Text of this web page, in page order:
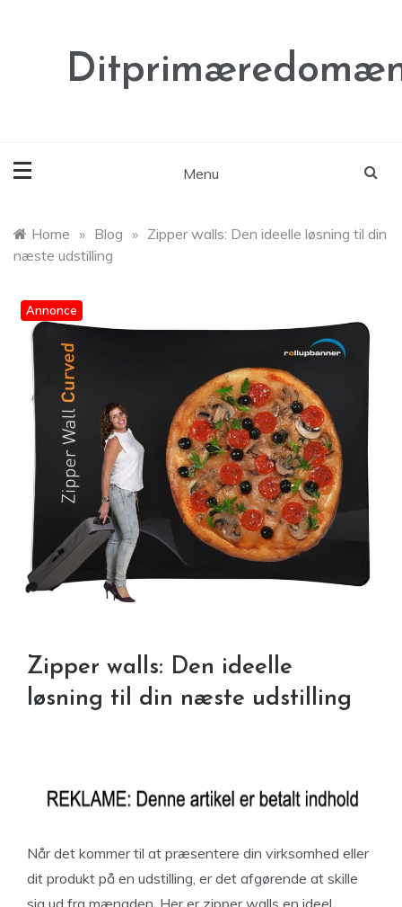
Menu
Home » Blog » Zipper walls: Den ideelle løsning til din
næste udstilling
Annonce
Zipper walls: Den ideelle
løsning til din næste udstilling
Når det kommer til at præsentere din virksomhed eller
dit produkt på en udstilling, er det afgørende at skille